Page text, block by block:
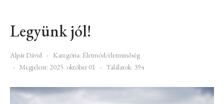
Legyünk jól!
Alpár Dávid Kategória: Életmód/életminőség
Megjelent: 2025. október 01
Találatok: 394